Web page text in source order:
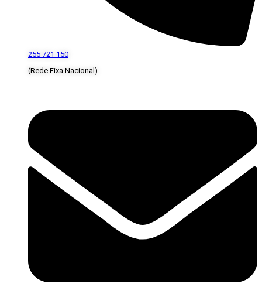
255 721 150
(Rede Fixa Nacional)